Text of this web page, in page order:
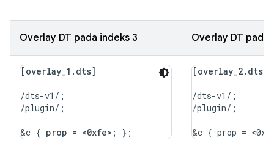
Overlay DT pada indeks 3 Overlay DT pada
[overlay_1.dts]
/dts-v1/;
/plugin/;
&c { prop = <0xfe>; }
[overlay_2.dts]
/dts-v1/;
/plugin/;